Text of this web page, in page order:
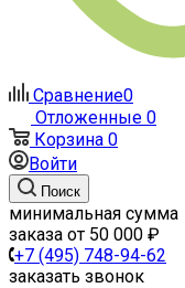
Сравнение0
Отложенные 0
Корзина 0
Войти
Поиск
минимальная сумма
заказа от 50 000 ₽
+7 (495) 748-94-62
заказать звонок